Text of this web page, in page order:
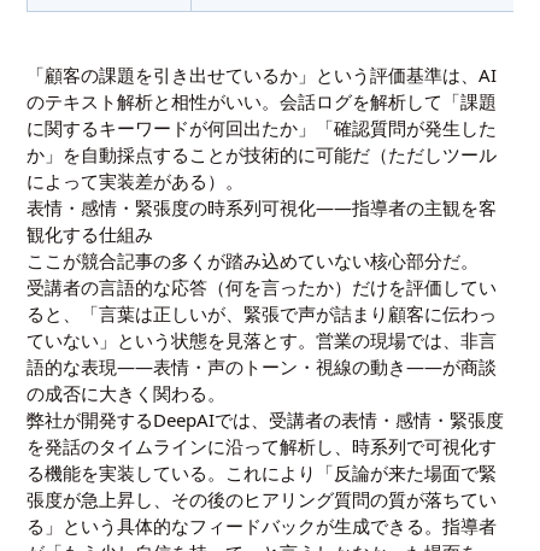
「顧客の課題を引き出せているか」という評価基準は、AI
のテキスト解析と相性がいい。会話ログを解析して「課題
に関するキーワードが何回出たか」「確認質問が発生した
か」を自動採点することが技術的に可能だ（ただしツール
によって実装差がある）。
表情・感情・緊張度の時系列可視化——指導者の主観を客
観化する仕組み
ここが競合記事の多くが踏み込めていない核心部分だ。
受講者の言語的な応答（何を言ったか）だけを評価してい
ると、「言葉は正しいが、緊張で声が詰まり顧客に伝わっ
ていない」という状態を見落とす。営業の現場では、非言
語的な表現——表情・声のトーン・視線の動き——が商談
の成否に大きく関わる。
弊社が開発するDeepAIでは、受講者の表情・感情・緊張度
を発話のタイムラインに沿って解析し、時系列で可視化す
る機能を実装している。これにより「反論が来た場面で緊
張度が急上昇し、その後のヒアリング質問の質が落ちてい
る」という具体的なフィードバックが生成できる。指導者